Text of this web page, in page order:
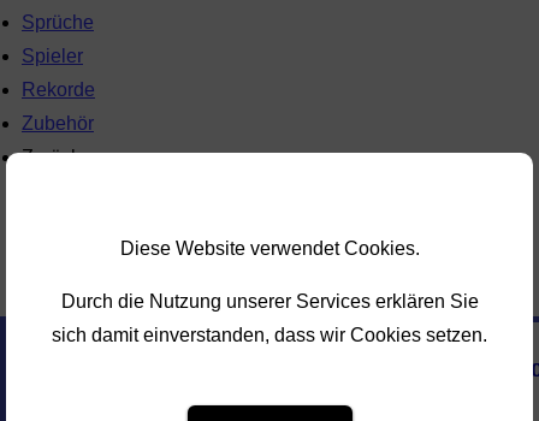
Sprüche
Spieler
Rekorde
Zubehör
Zurück
Donic Quattro
Diese Website verwendet Cookies.
Durch die Nutzung unserer Services erklären Sie
sich damit einverstanden, dass wir Cookies setzen.